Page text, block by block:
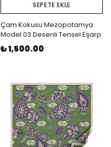
SEPETE EKLE
Çam Kokusu Mezopotamya
Model 03 Desenli Tensel Eşarp
₺ 1,500.00